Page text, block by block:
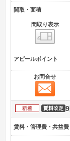
間取・面積
間取り表示
アピールポイント
お問合せ
新着
賃料・管理費・共益費